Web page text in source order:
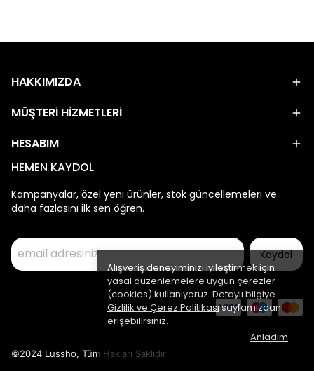
Alışveriş deneyiminizi iyileştirmek için
yasal düzenlemelere uygun çerezler
(cookies) kullanıyoruz. Detaylı bilgiye
Gizlilik ve Çerez Politikasısayfamızdan
erişebilirsiniz.
Anladım
HAKKIMIZDA
MÜŞTERİ HİZMETLERİ
HESABIM
HEMEN KAYDOL
Kampanyalar, özel yeni ürünler, stok güncellemeleri ve
daha fazlasını ilk sen öğren.
Kaydol
©2024 Lussho, Tüm Hakları Saklıdır